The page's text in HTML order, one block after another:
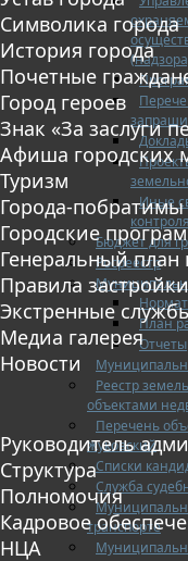
Иные
контроля
Бюджет для
Росреестр
План
Отчеты
Реестр
объектами
Перечень
Жуковский
Списки
Служба
транспорте
Символика города
История города
Почетные
Город героев
Знак «За заслуги
Афиша городских
Туризм
Города-побратимы
Городские
Генеральный план
Правила
Экстренные
Медиа галерея
Новости
Руководитель
Структура
Полномочия
Кадровое
НЦА